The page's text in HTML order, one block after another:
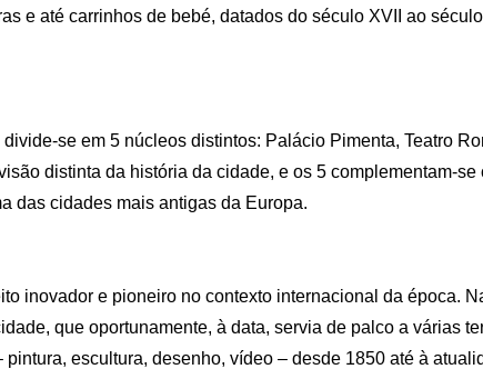
e até carrinhos de bebé, datados do século XVII ao
se em 5 núcleos distintos: Palácio Pimenta, Teatro
distinta da história da cidade, e os 5 complementam-se
das cidades mais antigas da Europa.
inovador e pioneiro no contexto internacional da época.
que oportunamente, à data, servia de palco a várias
escultura, desenho, vídeo – desde 1850 até à